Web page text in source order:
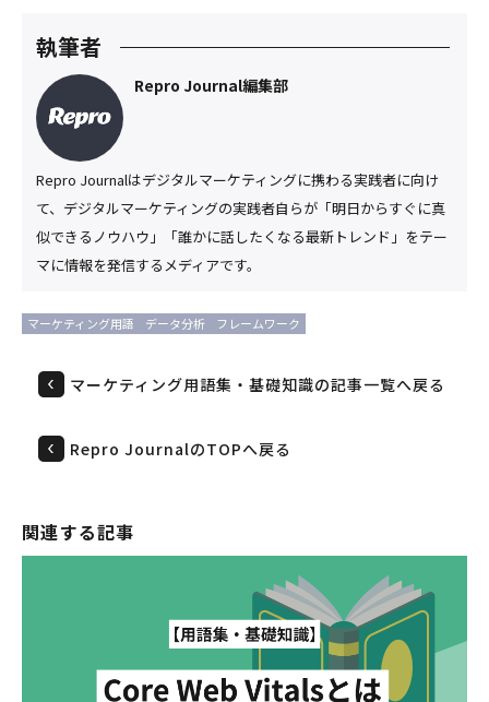
執筆者
Repro Journal編集部
Repro Journalはデジタルマーケティングに携わる実践者に向け
て、デジタルマーケティングの実践者自らが「明日からすぐに真
似できるノウハウ」「誰かに話したくなる最新トレンド」をテー
マに情報を発信するメディアです。
マーケティング用語 データ分析 フレームワーク
マーケティング用語集・基礎知識の記事一覧へ戻る
Repro JournalのTOPへ戻る
関連する記事